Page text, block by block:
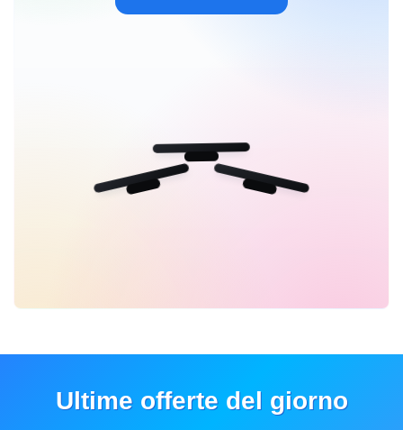
Ultime offerte del giorno